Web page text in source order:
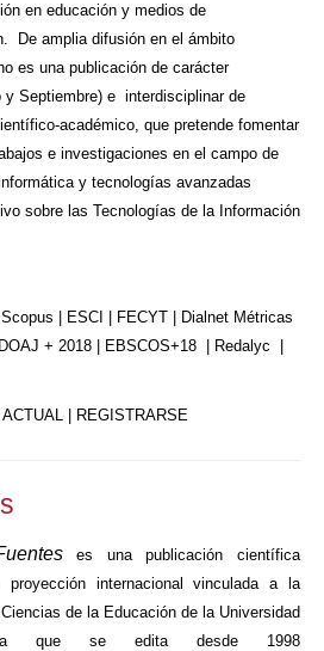
en educación y medios de
De amplia difusión en el ámbito
es una publicación de carácter
y Septiembre) e interdisciplinar de
académico, que pretende fomentar
e investigaciones en el campo de
y tecnologías avanzadas
sobre las Tecnologías de la Información
Scopus | ESCI | FECYT | Dialnet Métricas
+ 2018 | EBSCOS+18 | Redalyc |
ACTUAL REGISTRARSE
es una publicación científica
proyección internacional vinculada a la
de la Educación de la Universidad
que se edita desde 1998